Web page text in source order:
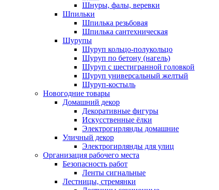
Шнуры, фалы, веревки
Шпильки
Шпилька резьбовая
Шпилька сантехническая
Шурупы
Шуруп кольцо-полукольцо
Шуруп по бетону (нагель)
Шуруп с шестигранной головкой
Шуруп универсальный желтый
Шуруп-костыль
Новогодние товары
Домашний декор
Декоративные фигуры
Искусственные ёлки
Электрогирлянды домашние
Уличный декор
Электрогирлянды для улиц
Организация рабочего места
Безопасность работ
Ленты сигнальные
Лестницы, стремянки